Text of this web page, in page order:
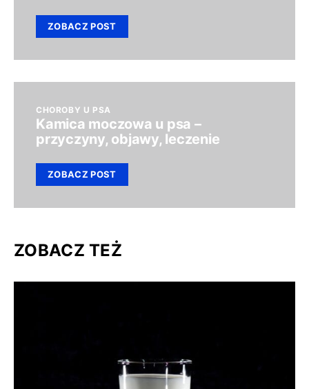
ZOBACZ POST
CHOROBY U PSA
Kamica moczowa u psa –
przyczyny, objawy, leczenie
ZOBACZ POST
ZOBACZ TEŻ